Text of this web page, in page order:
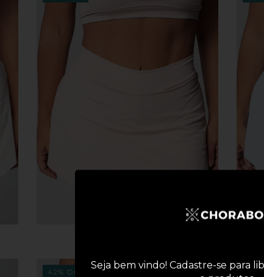
42% OFF
Seja bem vindo! Cadastre-se para